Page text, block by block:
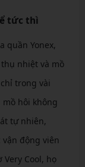
tức thì
quần Yonex,
nhiệt và mồ
trong vài
hôi không
tự nhiên,
động viên
Cool, họ